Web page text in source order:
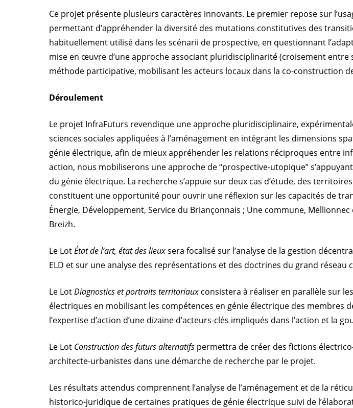
Ce projet présente plusieurs caractères innovants. Le premier repose sur
permettant d’appréhender la diversité des mutations constitutives des
habituellement utilisé dans les scénarii de prospective, en questionnant
mise en œuvre d’une approche associant pluridisciplinarité (croisement
méthode participative, mobilisant les acteurs locaux dans la co-construction
Déroulement
Le projet InfraFuturs revendique une approche pluridisciplinaire,
sciences sociales appliquées à l’aménagement en intégrant les dimensions
génie électrique, afin de mieux appréhender les relations réciproques entre
action, nous mobiliserons une approche de “prospective-utopique”
du génie électrique. La recherche s’appuie sur deux cas d’étude, des
constituent une opportunité pour ouvrir une réflexion sur les capacités de
Énergie, Développement, Service du Briançonnais ; Une commune,
Breizh.
Le LotÉtat de l’art, état des lieuxsera focalisé sur l’analyse de la gestion
ELD et sur une analyse des représentations et des doctrines du grand réseau
Le LotDiagnostics et portraits territoriaux consistera à réaliser en parallèle sur
électriques en mobilisant les compétences en génie électrique des membres
l’expertise d’action d’une dizaine d’acteurs-clés impliqués dans l’action et la
Le Lot Construction des futurs alternatifs permettra de créer des fictions
architecte-urbanistes dans une démarche de recherche par le projet.
Les résultats attendus comprennent l’analyse de l’aménagement et de la
historico-juridique de certaines pratiques de génie électrique suivi de